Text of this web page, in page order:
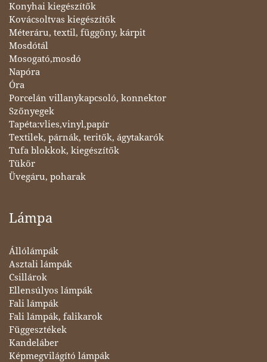
Konyhai kiegészítők
Kovácsoltvas kiegészítők
Méteráru, textil, függöny, kárpit
Mosdótál
Mosogató,mosdó
Napóra
Óra
Porcelán villanykapcsoló, konnektor
Szőnyegek
Tapéta:vlies,vinyl,papír
Textilek, párnák, teritők, ágytakarók
Tufa blokkok, kiegészítők
Tükör
Üvegáru, poharak
Lámpa
Állólámpák
Asztali lámpák
Csillárok
Ellensúlyos lámpák
Fali lámpák
Fali lámpák, falikarok
Függesztékek
Kandeláber
Képmegvilágító lámpák